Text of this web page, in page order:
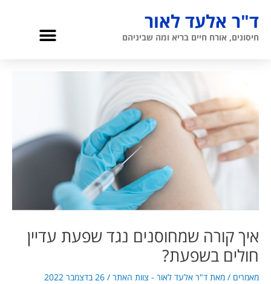
לתוכןד"ר אלעד לאור
חיסונים, אורח חיים בריא ומה שביניהם תפריט
איך קורה שמחוסנים נגד שפעת עדיין
חולים בשפעת?
מאמרים / מאת ד"ר אלעד לאור - צוות האתר / 26 בדצמבר 2022